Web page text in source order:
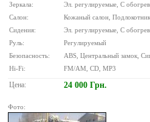
Зеркала:
Эл. регулируемые, С
Салон:
Кожаный салон,
Сидения:
Эл. регулируемые, С
Руль:
Регулируемый
Безопасность:
ABS, Центральный замок,
Hi-Fi:
FM/AM, CD, MP3
Цена: 24 000 Грн.
Фото: